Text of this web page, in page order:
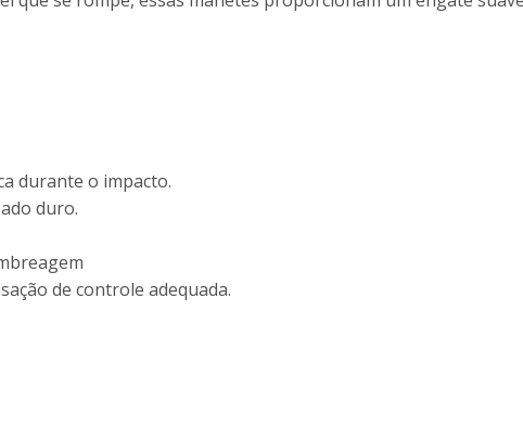
durante o impacto.
duro.
de controle adequada.